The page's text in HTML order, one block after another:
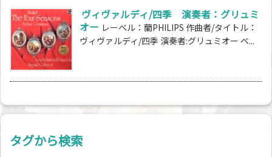
ヴィヴァルディ/四季 演奏者：グリュミ
オー レーベル：蘭PHILIPS 作曲者/タイトル：
ヴィヴァルディ/四季 演奏者:グリュミオー ベ...
タグから検索